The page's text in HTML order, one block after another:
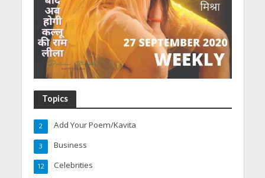
Topics
Add Your Poem/Kavita
2
Business
3
Celebrities
12